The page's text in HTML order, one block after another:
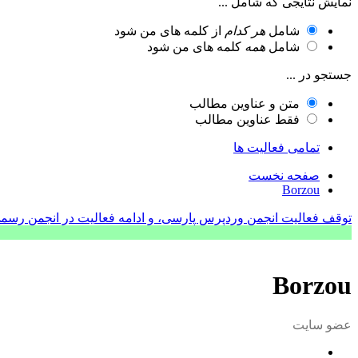
شامل هر کدام از کلمه های من شود
شامل همه کلمه های من شود
جستجو در ...
متن و عناوین مطالب
فقط عناوین مطالب
تمامی فعالیت ها
صفحه نخست
Borzou
توقف فعالیت انجمن وردپرس پارسی، و ادامه فعالیت در انجمن
Borzou
عضو سایت